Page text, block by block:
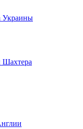
Украины
Шахтера